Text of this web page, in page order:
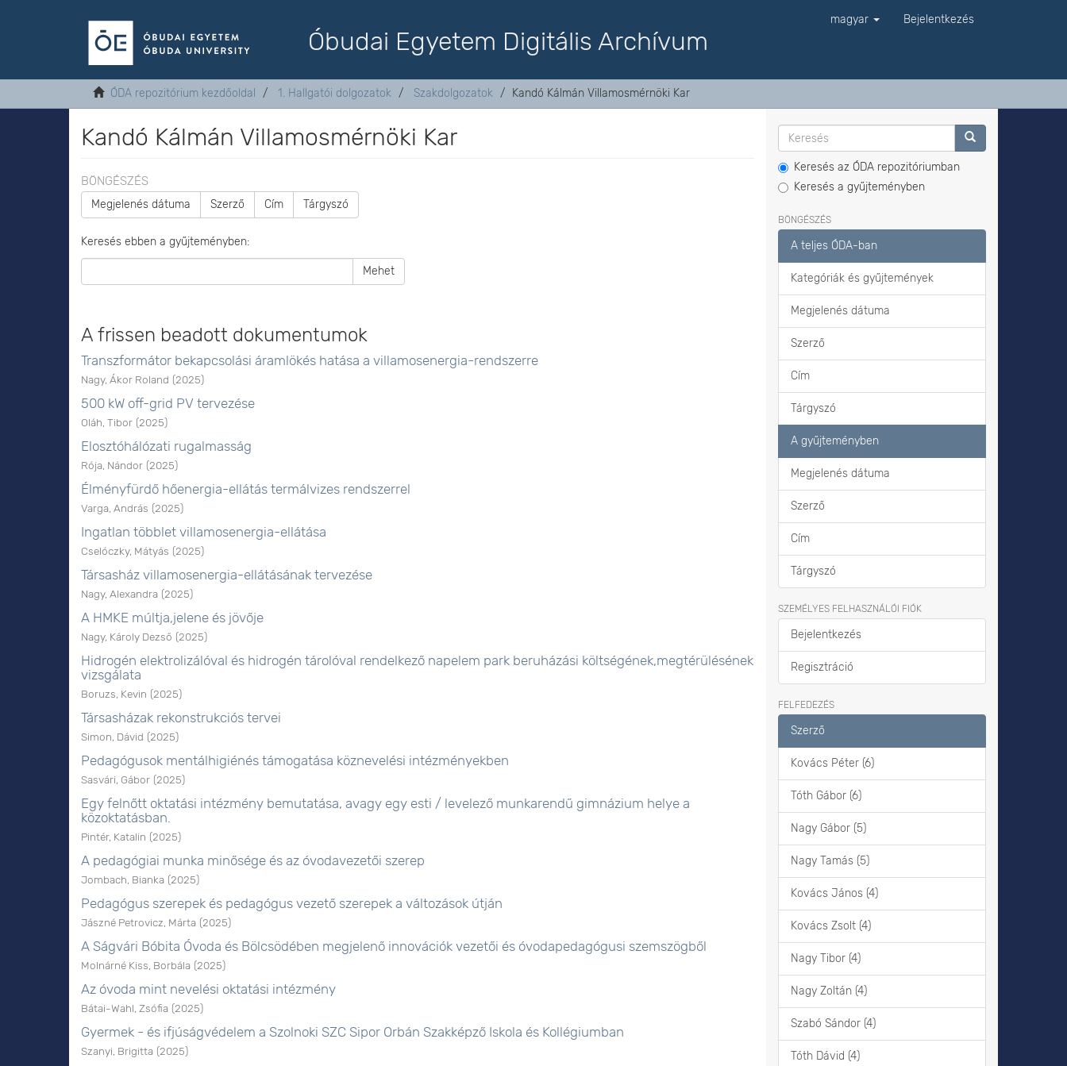
Óbudai Egyetem Digitális Archívum
magyar Bejelentkezés
ÓDA repozitórium kezdőoldal 1. Hallgatói dolgozatok Szakdolgozatok Kandó Kálmán Villamosmérnöki Kar
Kandó Kálmán Villamosmérnöki Kar
BÖNGÉSZÉS
Megjelenés dátuma Szerző Cím Tárgyszó
Keresés ebben a gyűjteményben:
Mehet
A frissen beadott dokumentumok
Transzformátor bekapcsolási áramlökés hatása a villamosenergia-rendszerre
Nagy, Ákor Roland (2025)
500 kW off-grid PV tervezése
Oláh, Tibor (2025)
Elosztóhálózati rugalmasság
Rója, Nándor (2025)
Élményfürdő hőenergia-ellátás termálvizes rendszerrel
Varga, András (2025)
Ingatlan többlet villamosenergia-ellátása
Cselóczky, Mátyás (2025)
Társasház villamosenergia-ellátásának tervezése
Nagy, Alexandra (2025)
A HMKE múltja,jelene és jövője
Nagy, Károly Dezső (2025)
Hidrogén elektrolizálóval és hidrogén tárolóval rendelkező napelem park beruházási költségének,megtérülésének
vizsgálata
Boruzs, Kevin (2025)
Társasházak rekonstrukciós tervei
Simon, Dávid (2025)
Pedagógusok mentálhigiénés támogatása köznevelési intézményekben
Sasvári, Gábor (2025)
Egy felnőtt oktatási intézmény bemutatása, avagy egy esti / levelező munkarendű gimnázium helye a
közoktatásban.
Pintér, Katalin (2025)
A pedagógiai munka minősége és az óvodavezetői szerep
Jombach, Bianka (2025)
Pedagógus szerepek és pedagógus vezető szerepek a változások útján
Jászné Petrovicz, Márta (2025)
A Ságvári Bóbita Óvoda és Bölcsödében megjelenő innovációk vezetői és óvodapedagógusi szemszögből
Molnárné Kiss, Borbála (2025)
Az óvoda mint nevelési oktatási intézmény
Bátai-Wahl, Zsófia (2025)
Gyermek - és ifjúságvédelem a Szolnoki SZC Sipor Orbán Szakképző Iskola és Kollégiumban
Szanyi, Brigitta (2025)
Keresés az ÓDA repozitóriumban
Keresés a gyűjteményben
BÖNGÉSZÉS
A teljes ÓDA-ban
Kategóriák és gyűjtemények
Megjelenés dátuma
Szerző
Cím
Tárgyszó
A gyűjteményben
Megjelenés dátuma
Szerző
Cím
Tárgyszó
SZEMÉLYES FELHASZNÁLÓI FIÓK
Bejelentkezés
Regisztráció
FELFEDEZÉS
Szerző
Kovács Péter (6)
Tóth Gábor (6)
Nagy Gábor (5)
Nagy Tamás (5)
Kovács János (4)
Kovács Zsolt (4)
Nagy Tibor (4)
Nagy Zoltán (4)
Szabó Sándor (4)
Tóth Dávid (4)